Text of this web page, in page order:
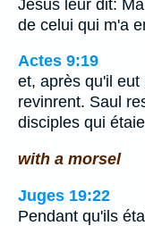
Jésus leur dit:
de celui qui m'a
Actes 9:19
et, après qu'il
revinrent. Saul
disciples qui
with a morsel
Juges 19:22
Pendant qu'ils